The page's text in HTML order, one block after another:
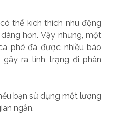
thể kích thích nhu động
hơn. Vậy nhưng, một
phê đã được nhiều báo
ra tình trạng đi phân
bạn sử dụng một lượng
ngắn.